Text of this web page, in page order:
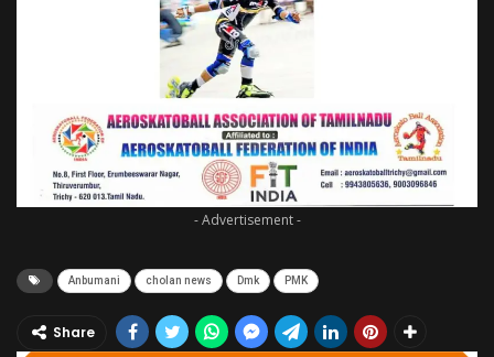
- Advertisement -
Anbumani cholan news Dmk PMK
Share